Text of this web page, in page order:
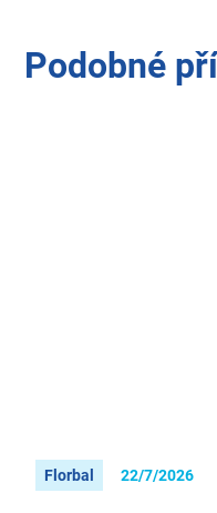
Podobné
Florbal 22/7/2026